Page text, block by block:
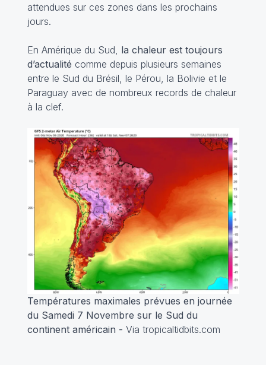
attendues sur ces zones dans les prochains
jours.
En Amérique du Sud, la chaleur est toujours
d’actualité comme depuis plusieurs semaines
entre le Sud du Brésil, le Pérou, la Bolivie et le
Paraguay avec de nombreux records de chaleur
à la clef.
Températures maximales prévues en journée
du Samedi 7 Novembre sur le Sud du
continent américain - Via tropicaltidbits.com